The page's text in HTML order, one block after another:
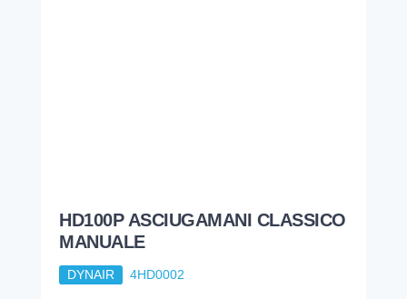
HD100P ASCIUGAMANI CLASSICO
MANUALE
DYNAIR 4HD0002